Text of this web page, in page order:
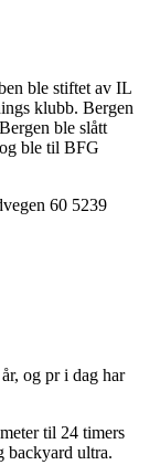
ble stiftet av IL
klubb. Bergen
ble slått
ble til BFG
60 5239
og pr i dag har
til 24 timers
backyard ultra.